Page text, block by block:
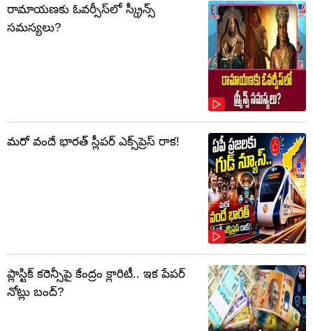
రామాయణకు ఓవర్సీస్‌లో స్క్రీన్స్
సమస్యలు?
మరో వందే భారత్ స్లీపర్ ఎక్స్‌ప్రెస్ రాక!
ప్లాస్టిక్‌ కరెన్సీపై కేంద్రం క్లారిటీ.. ఇక పేపర్‌
నోట్లు బంద్‌?